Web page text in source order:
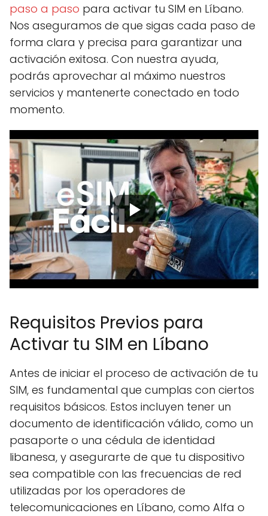
paso a paso para activar tu SIM en Líbano.
Nos aseguramos de que sigas cada paso de
forma clara y precisa para garantizar una
activación exitosa. Con nuestra ayuda,
podrás aprovechar al máximo nuestros
servicios y mantenerte conectado en todo
momento.
Requisitos Previos para
Activar tu SIM en Líbano
Antes de iniciar el proceso de activación de tu
SIM, es fundamental que cumplas con ciertos
requisitos básicos. Estos incluyen tener un
documento de identificación válido, como un
pasaporte o una cédula de identidad
libanesa, y asegurarte de que tu dispositivo
sea compatible con las frecuencias de red
utilizadas por los operadores de
telecomunicaciones en Líbano, como Alfa o